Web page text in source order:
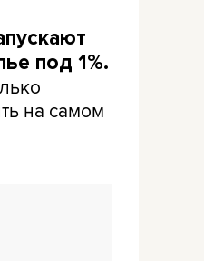
под 1%.
на самом